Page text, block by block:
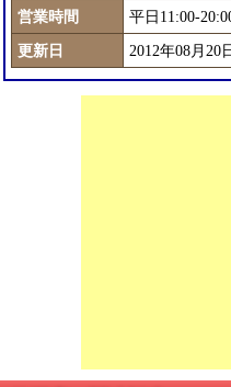
営業時間
平日11:00-
更新日
2012年08月20